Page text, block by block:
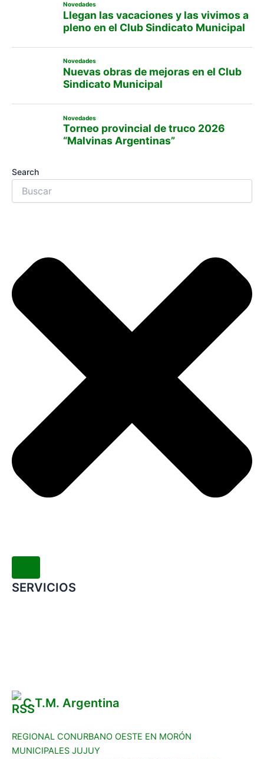
Novedades
Llegan las vacaciones y las vivimos a
pleno en el Club Sindicato Municipal
Novedades
Nuevas obras de mejoras en el Club
Sindicato Municipal
Novedades
Torneo provincial de truco 2026
“Malvinas Argentinas”
Search
SERVICIOS
C.T.M. Argentina
REGIONAL CONURBANO OESTE EN MORÓN
MUNICIPALES JUJUY